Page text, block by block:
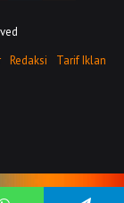
Redaksi
Tarif Iklan